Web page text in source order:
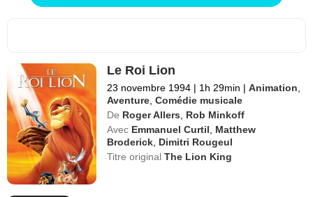
Le Roi Lion
23 novembre 1994 | 1h 29min | Animation
Aventure ,Comédie musicale
De Roger Allers
Rob Minkoff
Avec Emmanuel Curtil
Matthew
Broderick Dimitri Rougeul
Titre originalThe Lion King